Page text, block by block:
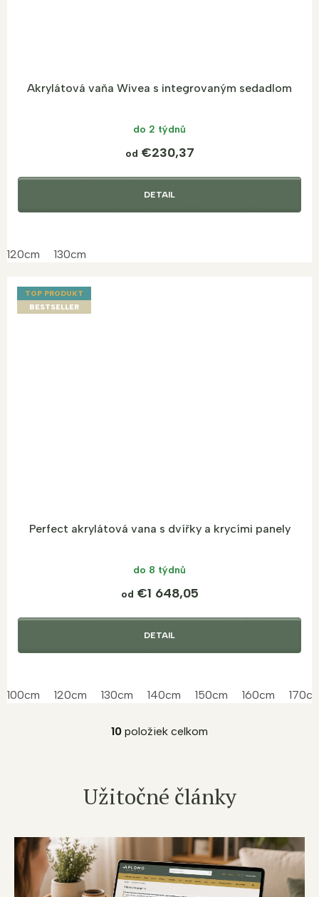
Akrylátová vaňa Wivea s integrovaným sedadlom
do 2 týdnů
od €230,37
DETAIL
120cm 130cm
TOP PRODUKT
BESTSELLER
Perfect akrylátová vana s dvířky a krycími panely
do 8 týdnů
od €1 648,05
DETAIL
100cm 120cm 130cm 140cm 150cm 160cm
O
d
a
p
r
v
10 položiek celkom
Užitočné články